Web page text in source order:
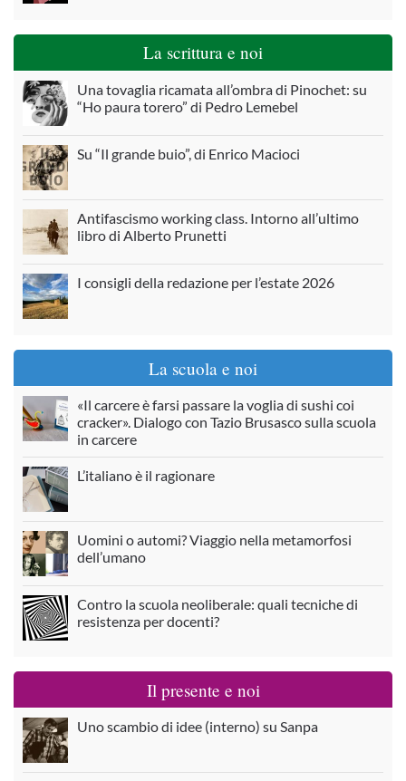
La scrittura e noi
Una tovaglia ricamata all’ombra di Pinochet: su
“Ho paura torero” di Pedro Lemebel
Su “Il grande buio”, di Enrico Macioci
Antifascismo working class. Intorno all’ultimo
libro di Alberto Prunetti
I consigli della redazione per l’estate 2026
La scuola e noi
«Il carcere è farsi passare la voglia di sushi coi
cracker». Dialogo con Tazio Brusasco sulla scuola
in carcere
L’italiano è il ragionare
Uomini o automi? Viaggio nella metamorfosi
dell’umano
Contro la scuola neoliberale: quali tecniche di
resistenza per docenti?
Il presente e noi
Uno scambio di idee (interno) su Sanpa